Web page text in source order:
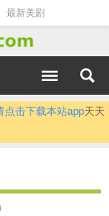
最新美剧
点击下载本站app天天